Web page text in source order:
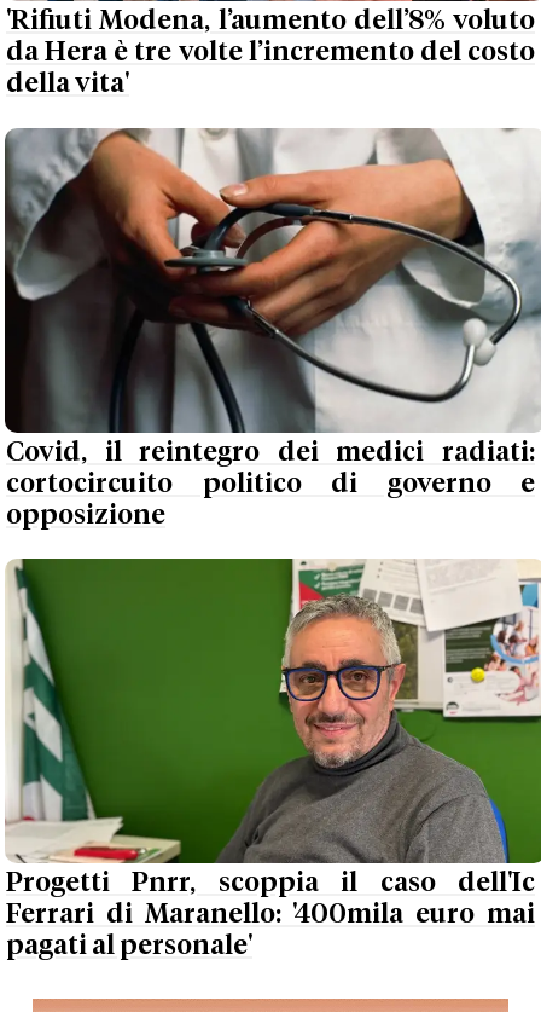
'Rifiuti Modena, l’aumento dell’8% voluto
da Hera è tre volte l’incremento del costo
della vita'
Covid, il reintegro dei medici radiati:
cortocircuito politico di governo e
opposizione
Progetti Pnrr, scoppia il caso dell'Ic
Ferrari di Maranello: '400mila euro mai
pagati al personale'